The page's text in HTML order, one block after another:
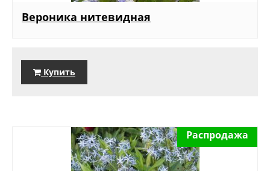
Вероника нитевидная
Купить
Распродажа